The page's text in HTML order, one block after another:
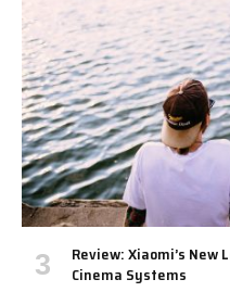
Review: Xiaomi’s New
Cinema Systems